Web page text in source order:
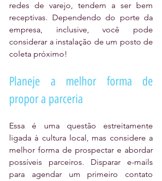
redes de varejo, tendem a ser bem
receptivas. Dependendo do porte da
empresa, inclusive, você pode
considerar a instalação de um posto de
coleta próximo!
Planeje a melhor forma de
propor a parceria
Essa é uma questão estreitamente
ligada à cultura local, mas considere a
melhor forma de prospectar e abordar
possíveis parceiros. Disparar e-mails
para agendar um primeiro contato